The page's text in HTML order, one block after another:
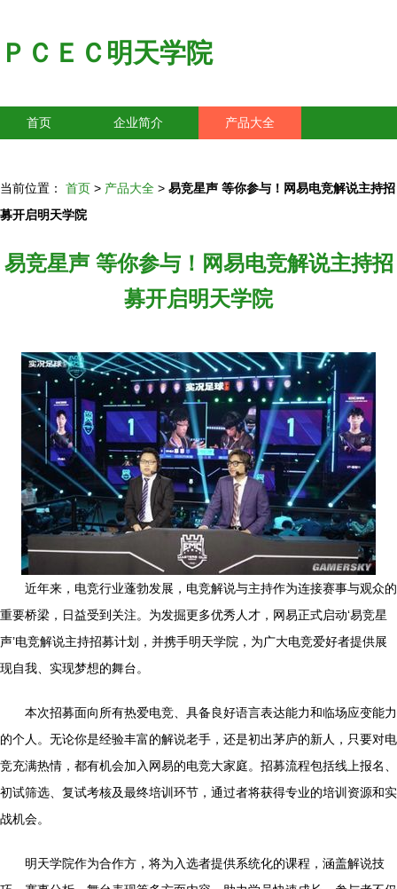
ＰＣＥＣ明天学院
首页 企业简介 产品大全
当前位置： 首页 > 产品大全 > 易竞星声 等你参与！网易电竞解说主持招
募开启明天学院
易竞星声 等你参与！网易电竞解说主持招
募开启明天学院
近年来，电竞行业蓬勃发展，电竞解说与主持作为连接赛事与观众的
重要桥梁，日益受到关注。为发掘更多优秀人才，网易正式启动‘易竞星
声’电竞解说主持招募计划，并携手明天学院，为广大电竞爱好者提供展
现自我、实现梦想的舞台。
本次招募面向所有热爱电竞、具备良好语言表达能力和临场应变能力
的个人。无论你是经验丰富的解说老手，还是初出茅庐的新人，只要对电
竞充满热情，都有机会加入网易的电竞大家庭。招募流程包括线上报名、
初试筛选、复试考核及最终培训环节，通过者将获得专业的培训资源和实
战机会。
明天学院作为合作方，将为入选者提供系统化的课程，涵盖解说技